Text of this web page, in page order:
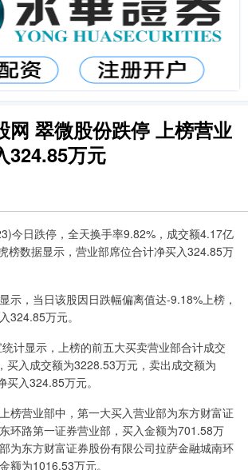
网 翠微股份跌停 上榜营业
324.85万元
日跌停，全天换手率9.82%，成交额4.17亿
榜数据显示，营业部席位合计净买入324.85万
，当日该股因日跌幅偏离值达-9.18%上榜，
324.85万元。
计显示，上榜的前五大买卖营业部合计成交
买入成交额为3228.53万元，卖出成交额为
入324.85万元。
营业部中，第一大买入营业部为东方财富证
环路第一证券营业部，买入金额为701.58万
为东方财富证券股份有限公司拉萨金融城南环
额为1016.53万元。